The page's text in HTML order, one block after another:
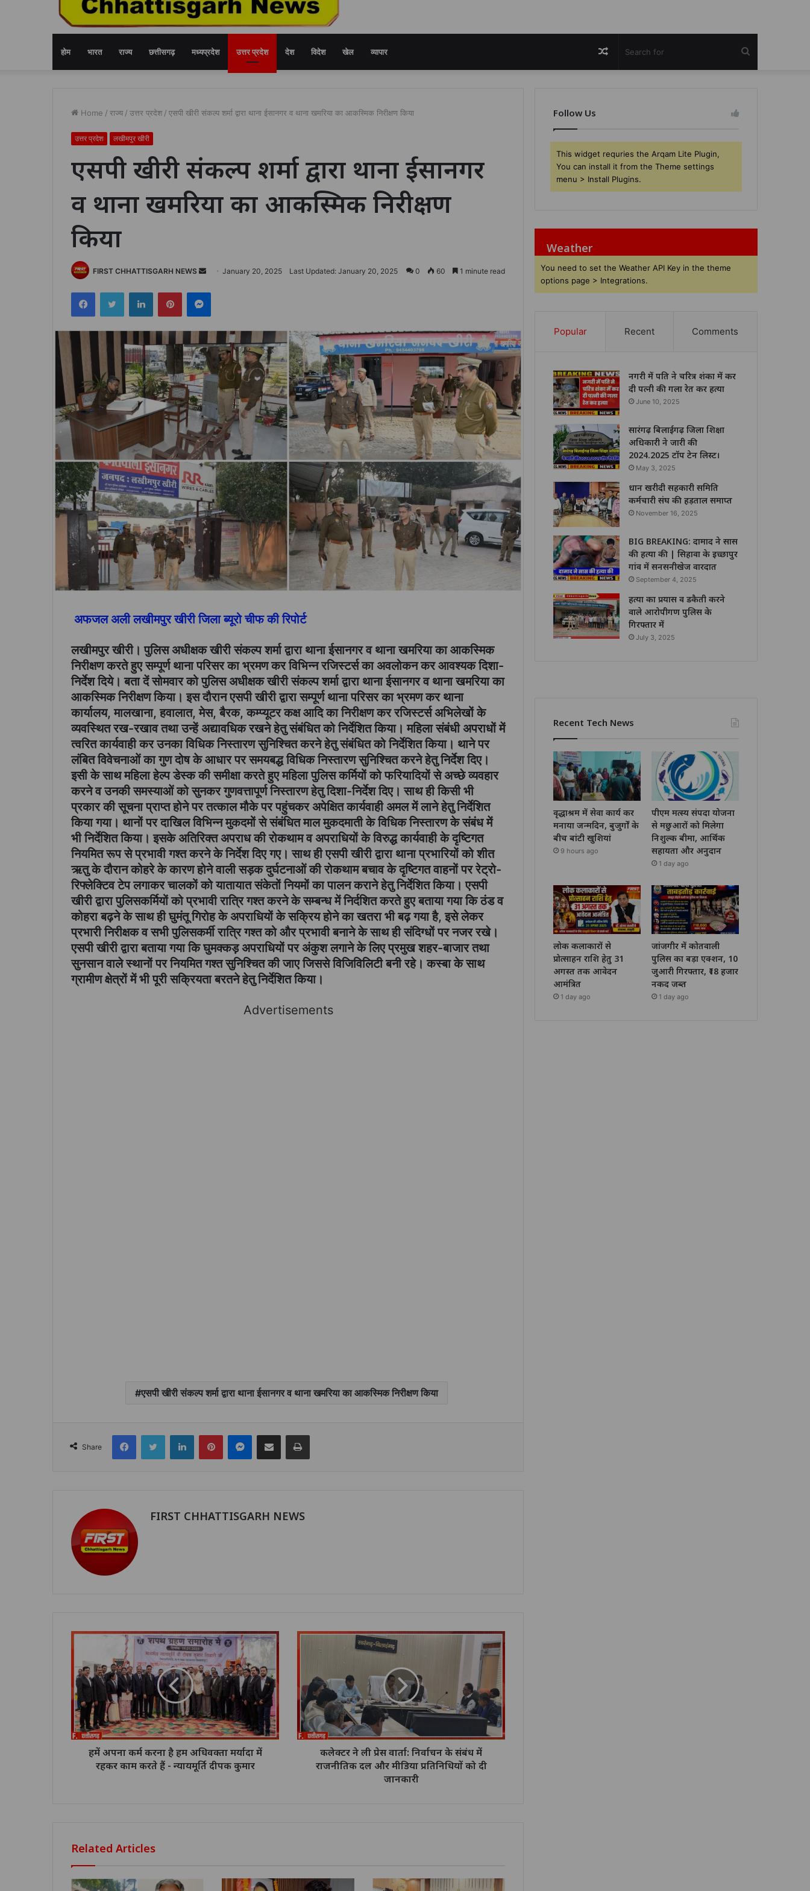
होम भारत राज्य छत्तीसगढ़ मध्यप्रदेश उत्तर प्रदेश देश विदेश खेल व्यापार Random
Home / राज्य / उत्तर प्रदेश / एसपी खीरी संकल्प शर्मा द्वारा थाना ईसानगर व थाना खमरिया का आकस्मिक निरीक्षण किया
उत्तर प्रदेश लखीमपुर खीरी
एसपी खीरी संकल्प शर्मा द्वारा थाना ईसानगर
व थाना खमरिया का आकस्मिक निरीक्षण
किया
FIRST CHHATTISGARH NEWS
SendJanuary 20, 2025 Last Updated: January 20, 2025 0 60 1 minute read
FacebookTwitter LinkedInPinterestMessenger
अफजल अली लखीमपुर खीरी जिला ब्यूरो चीफ की रिपोर्ट
लखीमपुर खीरी। पुलिस अधीक्षक खीरी संकल्प शर्मा द्वारा थाना ईसानगर व थाना खमरिया का आकस्मिक
निरीक्षण करते हुए सम्पूर्ण थाना परिसर का भ्रमण कर विभिन्न रजिस्टर्स का अवलोकन कर आवश्यक दिशा-
निर्देश दिये। बता दें सोमवार को पुलिस अधीक्षक खीरी संकल्प शर्मा द्वारा थाना ईसानगर व थाना खमरिया का
आकस्मिक निरीक्षण किया। इस दौरान एसपी खीरी द्वारा सम्पूर्ण थाना परिसर का भ्रमण कर थाना
कार्यालय, मालखाना, हवालात, मेस, बैरक, कम्प्यूटर कक्ष आदि का निरीक्षण कर रजिस्टर्स अभिलेखों के
व्यवस्थित रख-रखाव तथा उन्हें अद्यावधिक रखने हेतु संबंधित को निर्देशित किया। महिला संबंधी अपराधों में
त्वरित कार्यवाही कर उनका विधिक निस्तारण सुनिश्चित करने हेतु संबंधित को निर्देशित किया। थाने पर
लंबित विवेचनाओं का गुण दोष के आधार पर समयबद्ध विधिक निस्तारण सुनिश्चित करने हेतु निर्देश दिए।
इसी के साथ महिला हेल्प डेस्क की समीक्षा करते हुए महिला पुलिस कर्मियों को फरियादियों से अच्छे व्यवहार
करने व उनकी समस्याओं को सुनकर गुणवत्तापूर्ण निस्तारण हेतु दिशा-निर्देश दिए। साथ ही किसी भी
प्रकार की सूचना प्राप्त होने पर तत्काल मौके पर पहुंचकर अपेक्षित कार्यवाही अमल में लाने हेतु निर्देशित
किया गया। थानों पर दाखिल विभिन्न मुकदमों से संबंधित माल मुकदमाती के विधिक निस्तारण के संबंध में
भी निर्देशित किया। इसके अतिरिक्त अपराध की रोकथाम व अपराधियों के विरुद्ध कार्यवाही के दृष्टिगत
नियमित रूप से प्रभावी गश्त करने के निर्देश दिए गए। साथ ही एसपी खीरी द्वारा थाना प्रभारियों को शीत
ऋतु के दौरान कोहरे के कारण होने वाली सड़क दुर्घटनाओं की रोकथाम बचाव के दृष्टिगत वाहनों पर रेट्रो-
रिफ्लेक्टिव टेप लगाकर चालकों को यातायात संकेतों नियमों का पालन कराने हेतु निर्देशित किया। एसपी
खीरी द्वारा पुलिसकर्मियों को प्रभावी रात्रि गश्त करने के सम्बन्ध में निर्दशित करते हुए बताया गया कि ठंड व
कोहरा बढ़ने के साथ ही घुमंतू गिरोह के अपराधियों के सक्रिय होने का खतरा भी बढ़ गया है, इसे लेकर
प्रभारी निरीक्षक व सभी पुलिसकर्मी रात्रि गश्त को और प्रभावी बनाने के साथ ही संदिग्धों पर नजर रखे।
एसपी खीरी द्वारा बताया गया कि घुमक्कड़ अपराधियों पर अंकुश लगाने के लिए प्रमुख शहर-बाजार तथा
सुनसान वाले स्थानों पर नियमित गश्त सुनिश्चित की जाए जिससे विजिविलिटी बनी रहे। कस्बा के साथ
ग्रामीण क्षेत्रों में भी पूरी सक्रियता बरतने हेतु निर्देशित किया।
Advertisements
एसपी खीरी संकल्प शर्मा द्वारा थाना ईसानगर व थाना खमरिया का आकस्मिक निरीक्षण किया
Share
FacebookTwitter LinkedInPinterestMessenger
Share via Email Print
FIRST CHHATTISGARH NEWS
हमें अपना कर्म करना है हम अधिवक्ता मर्यादा में
रहकर काम करते हैं - न्यायमूर्ति दीपक कुमार
कलेक्टर ने ली प्रेस वार्ता: निर्वाचन के संबंध में
राजनीतिक दल और मीडिया प्रतिनिधियों को दी
जानकारी
Related Articles
Follow Us
This widget requries the Arqam Lite Plugin,
You can install it from the Theme settings
menu > Install Plugins.
Weather
You need to set the Weather API Key in the theme
options page > Integrations.
Popular Recent Comments
नगरी में पति ने चरित्र शंका में कर
दी पत्नी की गला रेत कर हत्या
June 10, 2025
सारंगढ़ बिलाईगढ़ जिला शिक्षा
अधिकारी ने जारी की
2024.2025 टॉप टेन लिस्ट।
May 3, 2025
धान खरीदी सहकारी समिति
कर्मचारी संघ की हड़ताल समाप्त
November 16, 2025
BIG BREAKING: दामाद ने सास
की हत्या की | सिहावा के इच्छापुर
गांव में सनसनीखेज वारदात
September 4, 2025
हत्या का प्रयास व डकैती करने
वाले आरोपीगण पुलिस के
गिरफ्तार में
July 3, 2025
Recent Tech News
वृद्धाश्रम में सेवा कार्य कर
मनाया जन्मदिन, बुजुर्गों के
बीच बांटी खुशियां
9 hours ago
पीएम मत्स्य संपदा योजना
से मछुआरों को मिलेगा
निशुल्क बीमा, आर्थिक
सहायता और अनुदान
1 day ago
लोक कलाकारों से
प्रोत्साहन राशि हेतु 31
अगस्त तक आवेदन
आमंत्रित
1 day ago
जांजगीर में कोतवाली
पुलिस का बड़ा एक्शन, 10
जुआरी गिरफ्तार, ₹18 हजार
नकद जब्त
1 day ago